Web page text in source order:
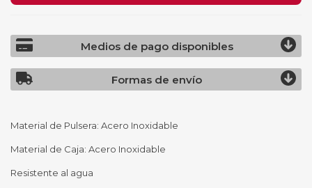
Medios de pago disponibles
Formas de envío
Material de Pulsera: Acero Inoxidable
Material de Caja: Acero Inoxidable
Resistente al agua